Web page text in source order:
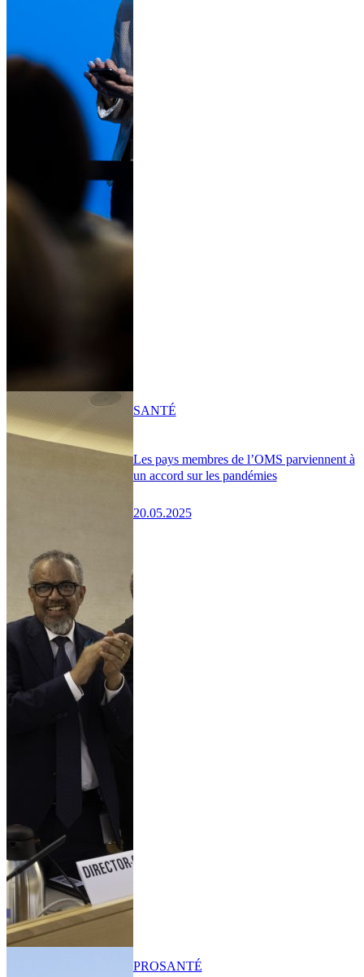
Les pays membres de l’OMS parviennent à
un accord sur les pandémies
20.05.2025
SANTÉ
PROSANTÉ